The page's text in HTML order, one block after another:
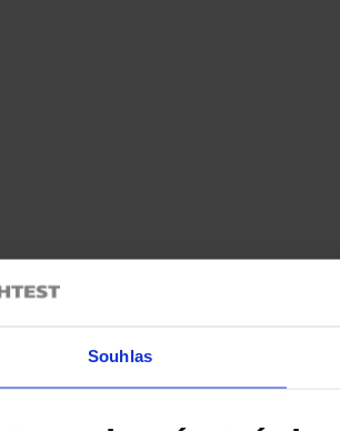
Souhlas